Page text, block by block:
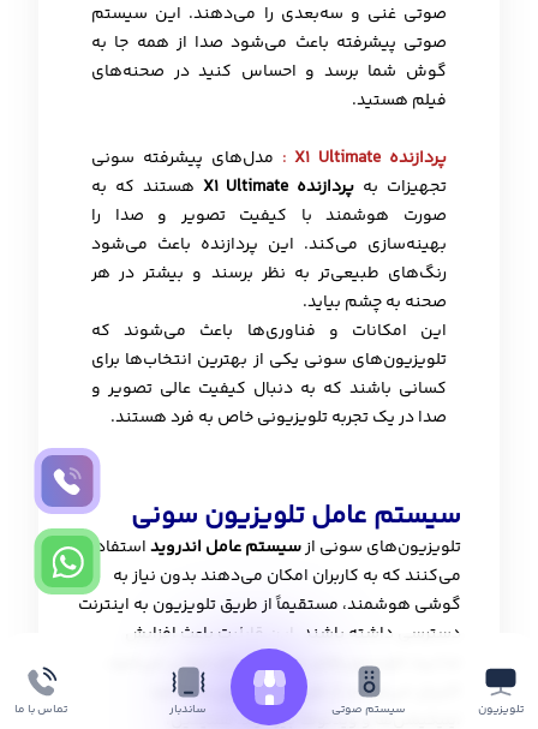
صوتی غنی و سه‌بعدی را می‌دهند. این سیستم
صوتی پیشرفته باعث می‌شود صدا از همه جا به
گوش شما برسد و احساس کنید در صحنه‌های
فیلم هستید.
پردازنده X1 Ultimate : مدل‌های پیشرفته سونی
تجهیزات به پردازنده X1 Ultimate
هستند که به
صورت هوشمند با کیفیت تصویر و صدا را
بهینه‌سازی می‌کند. این پردازنده باعث می‌شود
رنگ‌های طبیعی‌تر به نظر برسند و بیشتر در هر
صحنه به چشم بیاید.
این امکانات و فناوری‌ها باعث می‌شوند که
تلویزیون‌های سونی یکی از بهترین انتخاب‌ها برای
کسانی باشند که به دنبال کیفیت عالی تصویر و
صدا در یک تجربه تلویزیونی خاص به فرد هستند.
سیستم عامل تلویزیون سونی
تلویزیون‌های سونی ازسیستم عامل اندرویداستفاده
می‌کنند که به کاربران امکان می‌دهند بدون نیاز به
گوشی هوشمند، مستقیماً از طریق تلویزیون به اینترنت
دسترسی داشته باشند. این قابلیت باعث افزایش
جذابیت تلویزیون‌های سونی در بازار جهانی می‌شود.
کاربران می‌توانند از طریقگوگل پلی
به دانلود
اپلیکیشن‌ها و ویدئوها بپردازند. همچنین،
تلویزیون سیستم صوتی ساندبار تماس با ما